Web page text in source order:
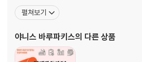
저자의 주장을 따라가다 보면, 오늘날 자본주의
노퓨달리즘에서 벗어나 빅테크를 위한 공짜 데
을 방법을 찾을 수 있을 것이다.
을 장악한 클라우드 자본의 시대
4장. 클라우드 영주의 등장과 이윤의 종언
설립하여 유럽의 민주주의 부흥을 위한 캠페
세계 청중을 대상으로 강연을 하고 있다. 『약
의Technofeudalism』
펼쳐보기
야니스 바루파키스의 다른 상품